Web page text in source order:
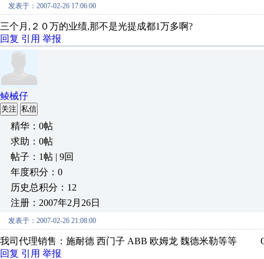
发表于：2007-02-26 17:06:00
三个月,２０万的业绩,那不是光提成都1万多啊?
回复 引用 举报
鲮械仔
关注 私信
精华：0帖
求助：0帖
帖子：1帖 | 9回
年度积分：0
历史总积分：12
注册：2007年2月26日
发表于：2007-02-26 21:08:00
我司代理销售：施耐德 西门子 ABB 欧姆龙 魏德米勒等等
回复 引用 举报